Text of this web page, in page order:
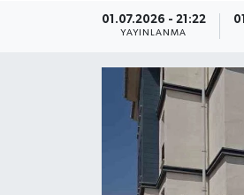
01.07.2026 - 21:22
YAYINLANMA